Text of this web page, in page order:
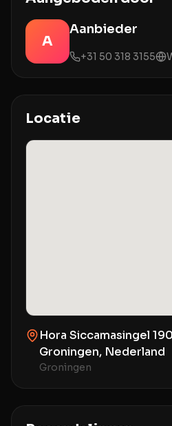
A
Aanbieder
+31 50 318 3155
Locatie
Hora Siccamasingel
Groningen, Nederland
Groningen